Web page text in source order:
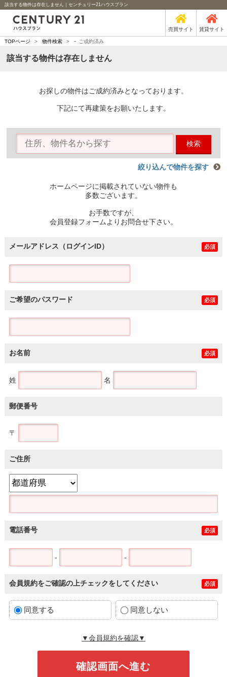
該当する物件は存在しません｜センチュリー21ハウスプラン
売買サイト 賃貸サイト
TOPページ > 物件検索 > - ご成約済み
該当する物件は存在しません
お探しの物件はご成約済みとなっております。
下記にて再建策をお願いたします。
検索
絞り込んで物件を探す
ホームページに掲載されていない物件も
多数ございます。
お手数ですが、
会員登録フォームよりお問合せ下さい。
メールアドレス（ログインID） 必須
ご希望のパスワード 必須
お名前 必須
姓 名
郵便番号
〒
ご住所
電話番号 必須
- -
会員規約をご確認の上チェックをしてください 必須
同意する 同意しない
▼会員規約を確認▼